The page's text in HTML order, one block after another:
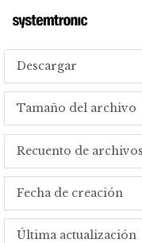
Descargar
Tamaño del archivo
Recuento de archivos
Fecha de creación
Última actualización